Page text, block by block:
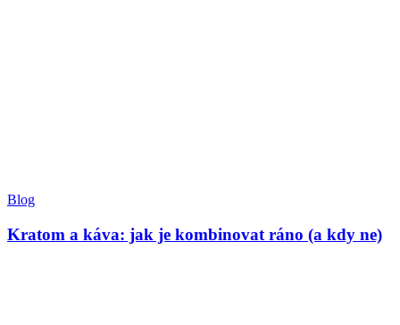
Blog
Kratom a káva: jak je kombinovat ráno (a kdy ne)